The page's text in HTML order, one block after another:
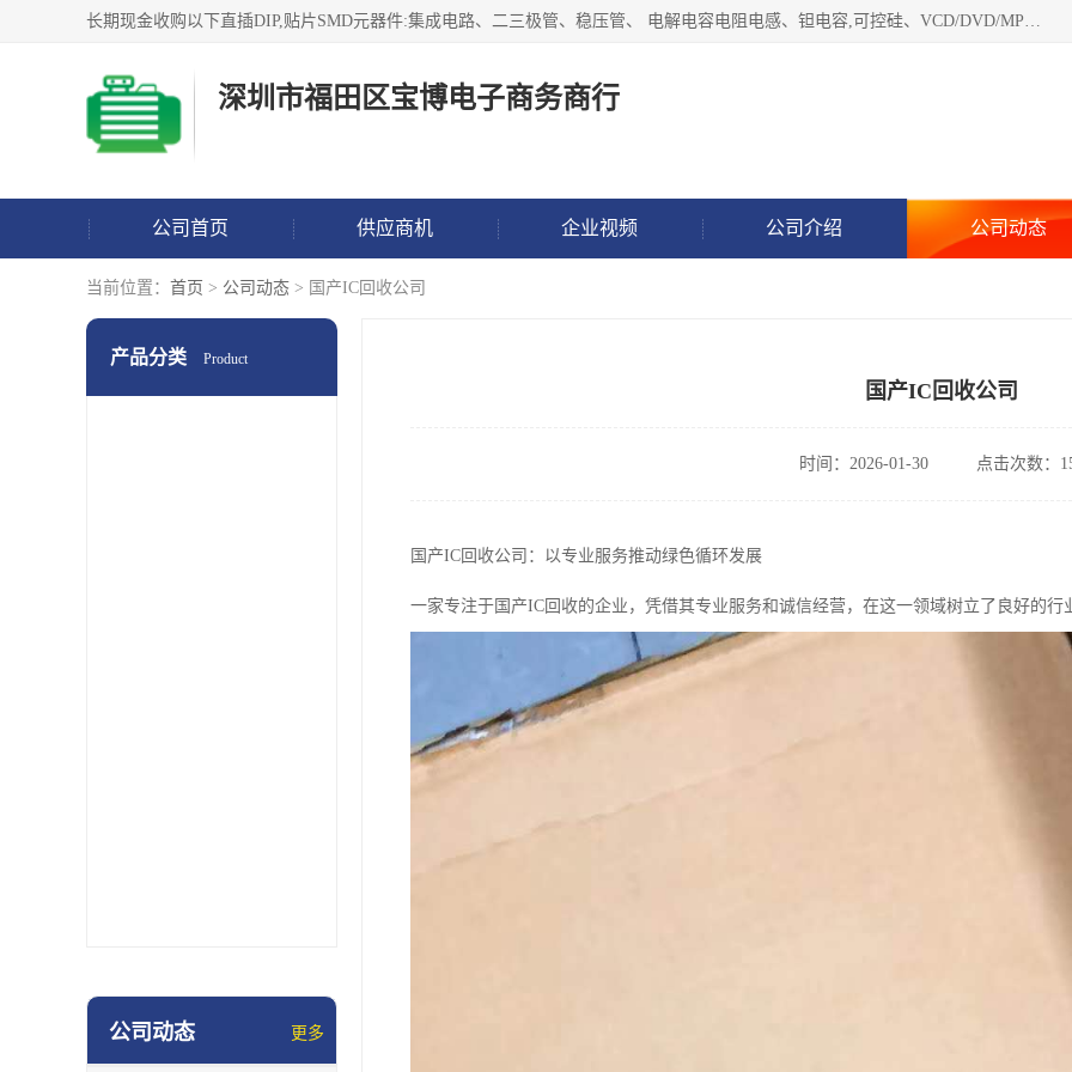
长期现金收购以下直插DIP,贴片SMD元器件:集成电路、二三极管、稳压管、 电解电容电阻电感、钽电容,可控硅、VCD/DVD/MP3激光头、红外发射接收、行管、 BGA芯片,霍尔元件、发光管、晶振,继电器,舌簧管舌簧继电器等各种电子元器件 , 量大量小不限!QQ9 联系电话谢先生 E-mail
深圳市福田区宝博电子商务商行
公司首页 供应商机 企业视频 公司介绍 公司动态
当前位置： 首页 > 公司动态 > 国产IC回收公司
产品分类 Product
公司动态 更多
国产IC回收公司
时间：2026-01-30 点击次数：
国产IC回收公司：以专业服务推动绿色循环发展
一家专注于国产IC回收的企业，凭借其专业服务和诚信经营，在这一领域树立了良好的行